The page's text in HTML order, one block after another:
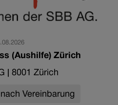
(Aushilfe) Zürich
8001 Zürich
Vereinbarung